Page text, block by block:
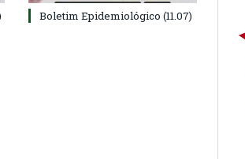
Boletim Epidemiológico (11.07)